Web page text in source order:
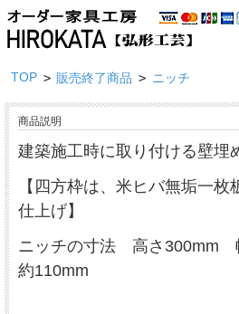
TOP > 販売終了商品 > ニッチ
商品説明
建築施工時に取り付ける壁埋
【四方枠は、米ヒバ無垢一枚
仕上げ】
ニッチの寸法 高さ300mm
約110mm